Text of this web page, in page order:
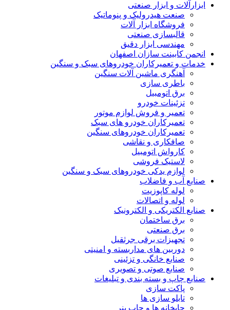
ابزارآلات و ابزار صنعتی
صنعت هیدرولیک و پنوماتیک
فروشگاه ابزار آلات
قالبسازی صنعتی
مهندسی ابزار دقیق
انجمن کابینت سازان اصفهان
خدمات و تعمیرکاران خودروهای سبک و سنگین
آهنگری ماشین آلات سنگین
باطری سازی
برق اتومبیل
تزئینات خودرو
تعمیر و فروش لوازم موتور
تعمیرکاران خودرو های سبک
تعمیرکاران خودروهای سنگین
صافکاری و نقاشی
کارواش اتومبیل
لاستیک فروشی
لوازم یدکی خودروهای سبک و سنگین
صنایع آب و فاضلاب
لوله کاپوزیت
لوله و اتصالات
صنایع الکتریکی و الکترونیک
برق ساختمان
برق صنعتی
تجهیزات برقی جرثقیل
دوربین های مداربسته و امنیتی
صنایع خانگی و تزئینی
صنایع صوتی و تصویری
صنایع چاپ و بسته بندی و تبلیغات
پاکت سازی
تابلو سازی ها
چاپخانه ها و چاپ بنر